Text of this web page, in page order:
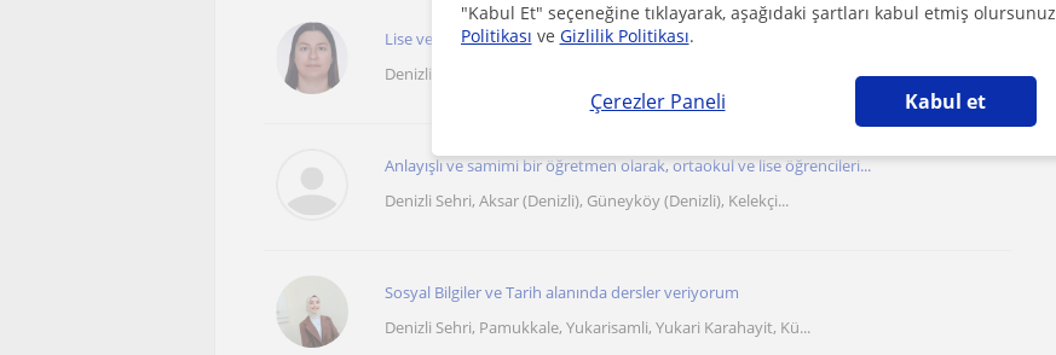
"Kabul Et" seçeneğine tıklayarak, aşağıdaki şartları kabul etmiş olursunuz
Politikası ve Gizlilik Politikası.
Çerezler Paneli Kabul et
Lise ve Üniversite sınavına hazırlanan öğrencilere yönelik özel tarih...
Denizli Sehri
Anlayışlı ve samimi bir öğretmen olarak, ortaokul ve lise öğrencileri...
Denizli Sehri, Aksar (Denizli), Güneyköy (Denizli), Kelekçi...
Sosyal Bilgiler ve Tarih alanında dersler veriyorum
Denizli Sehri, Pamukkale, Yukarisamli, Yukari Karahayit, Kü...